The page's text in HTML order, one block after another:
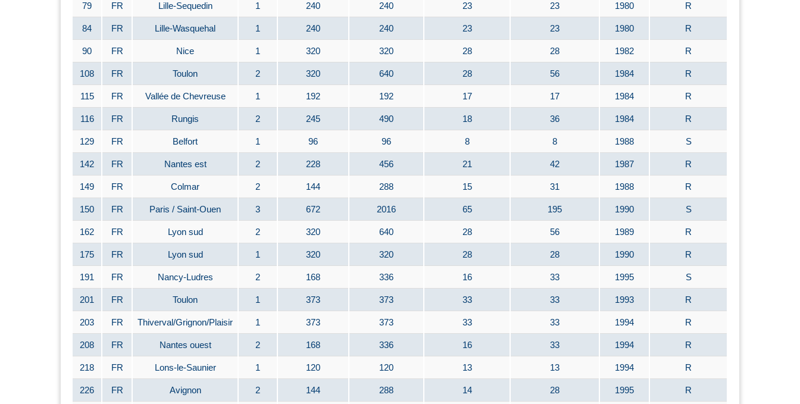
79 FR Lille-Sequedin 1 240 240 23 23 1980 R
84 FR Lille-Wasquehal 1 240 240 23 23 1980 R
90 FR Nice 1 320 320 28 28 1982 R
108 FR Toulon 2 320 640 28 56 1984 R
115 FR Vallée de Chevreuse 1 192 192 17 17 1984 R
116 FR Rungis 2 245 490 18 36 1984 R
129 FR Belfort 1 96 96 8 8 1988 S
142 FR Nantes est 2 228 456 21 42 1987 R
149 FR Colmar 2 144 288 15 31 1988 R
150 FR Paris / Saint-Ouen 3 672 2016 65 195 1990 S
162 FR Lyon sud 2 320 640 28 56 1989 R
175 FR Lyon sud 1 320 320 28 28 1990 R
191 FR Nancy-Ludres 2 168 336 16 33 1995 S
201 FR Toulon 1 373 373 33 33 1993 R
203 FR Thiverval/Grignon/Plaisir 1 373 373 33 33 1994 R
208 FR Nantes ouest 2 168 336 16 33 1994 R
218 FR Lons-le-Saunier 1 120 120 13 13 1994 R
226 FR Avignon 2 144 288 14 28 1995 R